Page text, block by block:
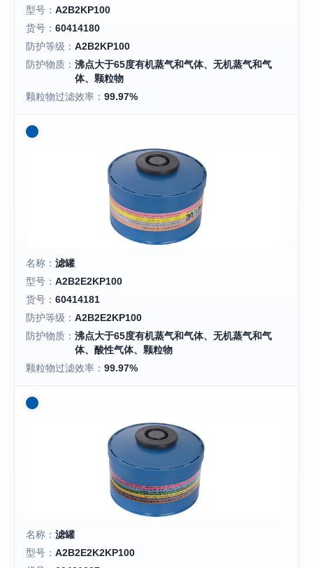
型号： A2B2KP100
货号： 60414180
防护等级： A2B2KP100
防护物质： 沸点大于65度有机蒸气和气体、无机蒸气和气
体、颗粒物
颗粒物过滤效率： 99.97%
名称： 滤罐
型号： A2B2E2KP100
货号： 60414181
防护等级： A2B2E2KP100
防护物质： 沸点大于65度有机蒸气和气体、无机蒸气和气
体、酸性气体、颗粒物
颗粒物过滤效率： 99.97%
名称： 滤罐
型号： A2B2E2K2KP100